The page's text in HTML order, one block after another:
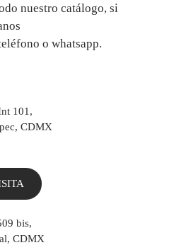
nuestro catálogo, si
o whatsapp.
101,
CDMX
bis,
CDMX